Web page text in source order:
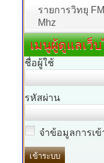
รายการวิทยุ
Mhz
เมนูผู้ดูแลเว็
ชื่อผู้ใช้
รหัสผ่าน
จำข้อมูลการเข้